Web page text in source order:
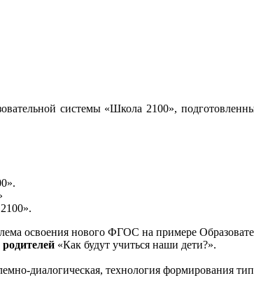
системы «Школа 2100»,
освоения нового ФГОС на примере
родителей «Как будут учиться наши дети?».
диалогическая, технология формирования